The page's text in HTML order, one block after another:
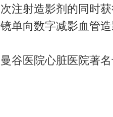
次注射造影剂的同时
镜单向数字减影血管
曼谷医院心脏医院著